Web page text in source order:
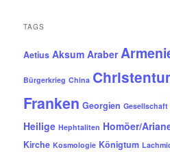
TAGS
Aetius Aksum Araber
Bürgerkrieg China
Franken Georgien Gesellschaft
Heilige Hephtaliten Homöer/
Kirche Kosmologie Königtum